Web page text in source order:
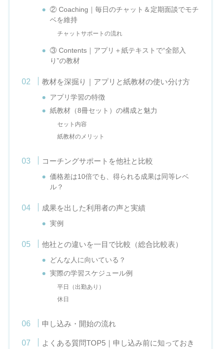
② Coaching｜毎日のチャット＆定期面談でモチ
ベを維持
チャットサポートの流れ
③ Contents｜アプリ＋紙テキストで“全部入
り”の教材
教材を深掘り｜アプリと紙教材の使い分け方
アプリ学習の特徴
紙教材（8冊セット）の構成と魅力
セット内容
紙教材のメリット
コーチングサポートを他社と比較
価格差は10倍でも、得られる成果は同等レベ
ル？
成果を出した利用者の声と実績
実例
他社との違いを一目で比較（総合比較表）
どんな人に向いている？
実際の学習スケジュール例
平日（出勤あり）
休日
申し込み・開始の流れ
よくある質問TOP5｜申し込み前に知っておき